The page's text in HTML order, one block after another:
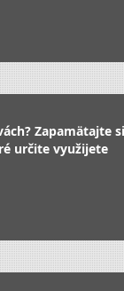
Zapamätajte
určite využijete